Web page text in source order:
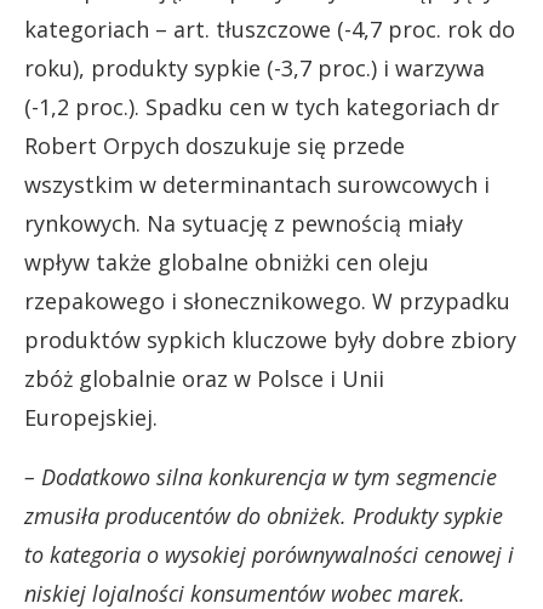
kategoriach – art. tłuszczowe (-4,7 proc. rok do
roku), produkty sypkie (-3,7 proc.) i warzywa
(-1,2 proc.). Spadku cen w tych kategoriach dr
Robert Orpych doszukuje się przede
wszystkim w determinantach surowcowych i
rynkowych. Na sytuację z pewnością miały
wpływ także globalne obniżki cen oleju
rzepakowego i słonecznikowego. W przypadku
produktów sypkich kluczowe były dobre zbiory
zbóż globalnie oraz w Polsce i Unii
Europejskiej.
– Dodatkowo silna konkurencja w tym segmencie
zmusiła producentów do obniżek. Produkty sypkie
to kategoria o wysokiej porównywalności cenowej i
niskiej lojalności konsumentów wobec marek.